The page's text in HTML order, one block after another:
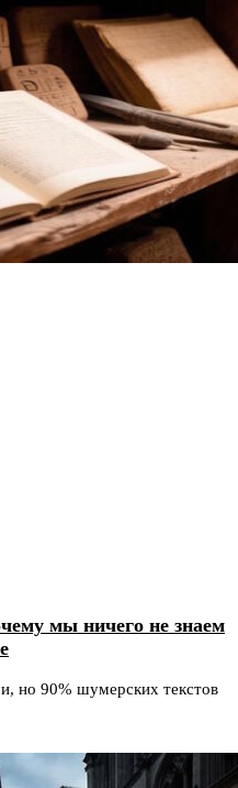
мы ничего не знаем
но 90% шумерских текстов